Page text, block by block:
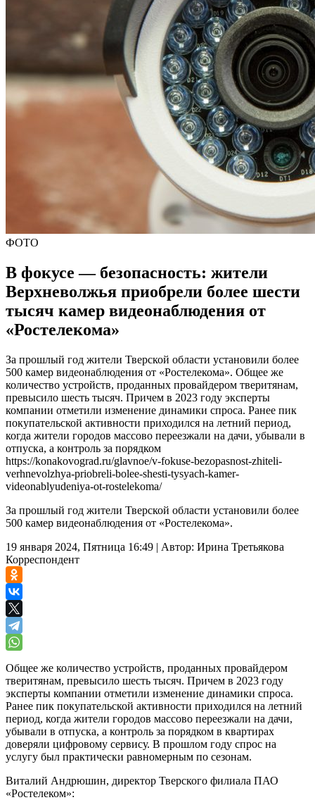
ФОТО
В фокусе — безопасность: жители
Верхневолжья приобрели более шести
тысяч камер видеонаблюдения от
«Ростелекома»
За прошлый год жители Тверской области установили более
500 камер видеонаблюдения от «Ростелекома». Общее же
количество устройств, проданных провайдером тверитянам,
превысило шесть тысяч. Причем в 2023 году эксперты
компании отметили изменение динамики спроса. Ранее пик
покупательской активности приходился на летний период,
когда жители городов массово переезжали на дачи, убывали в
отпуска, а контроль за порядком
https://konakovograd.ru/glavnoe/v-fokuse-bezopasnost-zhiteli-
verhnevolzhya-priobreli-bolee-shesti-tysyach-kamer-
videonablyudeniya-ot-rostelekoma/
За прошлый год жители Тверской области установили более
500 камер видеонаблюдения от «Ростелекома».
19 января 2024, Пятница 16:49 | Автор: Ирина Третьякова
Корреспондент
Общее же количество устройств, проданных провайдером
тверитянам, превысило шесть тысяч. Причем в 2023 году
эксперты компании отметили изменение динамики спроса.
Ранее пик покупательской активности приходился на летний
период, когда жители городов массово переезжали на дачи,
убывали в отпуска, а контроль за порядком в квартирах
доверяли цифровому сервису. В прошлом году спрос на
услугу был практически равномерным по сезонам.
Виталий Андрюшин, директор Тверского филиала ПАО
«Ростелеком»: